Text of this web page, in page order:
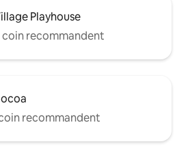
Playhouse
coin recommandent
recommandent